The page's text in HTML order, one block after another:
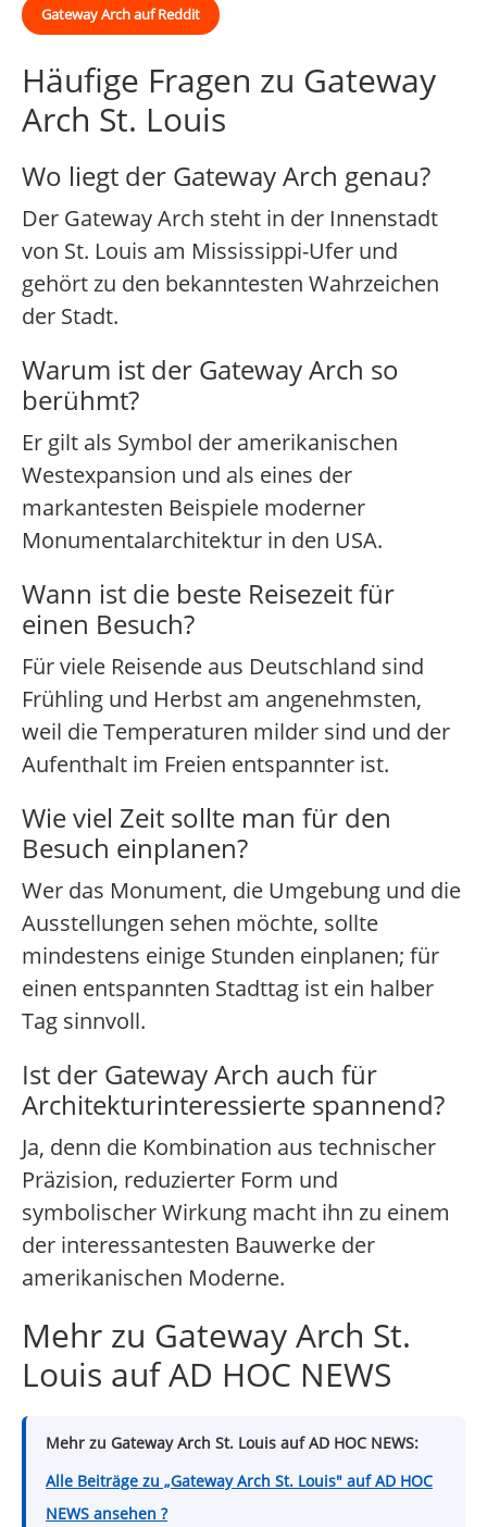
Gateway Arch auf Reddit
Häufige Fragen zu Gateway
Arch St. Louis
Wo liegt der Gateway Arch genau?
Der Gateway Arch steht in der Innenstadt
von St. Louis am Mississippi-Ufer und
gehört zu den bekanntesten Wahrzeichen
der Stadt.
Warum ist der Gateway Arch so
berühmt?
Er gilt als Symbol der amerikanischen
Westexpansion und als eines der
markantesten Beispiele moderner
Monumentalarchitektur in den USA.
Wann ist die beste Reisezeit für
einen Besuch?
Für viele Reisende aus Deutschland sind
Frühling und Herbst am angenehmsten,
weil die Temperaturen milder sind und der
Aufenthalt im Freien entspannter ist.
Wie viel Zeit sollte man für den
Besuch einplanen?
Wer das Monument, die Umgebung und die
Ausstellungen sehen möchte, sollte
mindestens einige Stunden einplanen; für
einen entspannten Stadttag ist ein halber
Tag sinnvoll.
Ist der Gateway Arch auch für
Architekturinteressierte spannend?
Ja, denn die Kombination aus technischer
Präzision, reduzierter Form und
symbolischer Wirkung macht ihn zu einem
der interessantesten Bauwerke der
amerikanischen Moderne.
Mehr zu Gateway Arch St.
Louis auf AD HOC NEWS
Mehr zu Gateway Arch St. Louis auf AD HOC NEWS:
Alle Beiträge zu „Gateway Arch St. Louis" auf AD HOC
NEWS ansehen ?